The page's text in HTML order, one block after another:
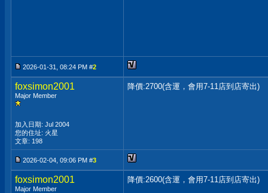
2026-01-31, 08:24 PM #2
foxsimon2001
Major Member
加入日期: Jul 2004
您的住址: 火星
文章: 198
降價:2700(含運，會用7-11店到店寄出)
2026-02-04, 09:06 PM #3
foxsimon2001
Major Member
降價:2600(含運，會用7-11店到店寄出)